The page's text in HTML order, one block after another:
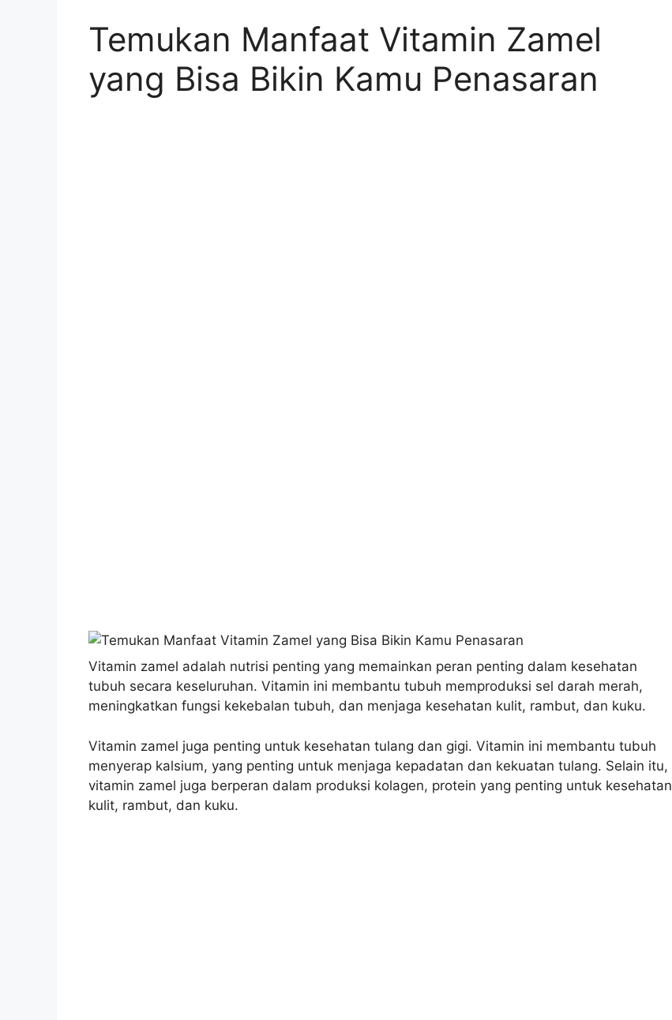
Temukan Manfaat Vitamin Zamel
yang Bisa Bikin Kamu Penasaran
Vitamin zamel adalah nutrisi penting yang memainkan peran penting dalam kesehatan
tubuh secara keseluruhan. Vitamin ini membantu tubuh memproduksi sel darah merah,
meningkatkan fungsi kekebalan tubuh, dan menjaga kesehatan kulit, rambut, dan kuku.
Vitamin zamel juga penting untuk kesehatan tulang dan gigi. Vitamin ini membantu tubuh
menyerap kalsium, yang penting untuk menjaga kepadatan dan kekuatan tulang. Selain itu,
vitamin zamel juga berperan dalam produksi kolagen, protein yang penting untuk kesehatan
kulit, rambut, dan kuku.